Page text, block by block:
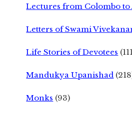
Lectures from Colombo to
Letters of Swami
Life Stories of Devotees
Mandukya Upanishad
Monks (93)